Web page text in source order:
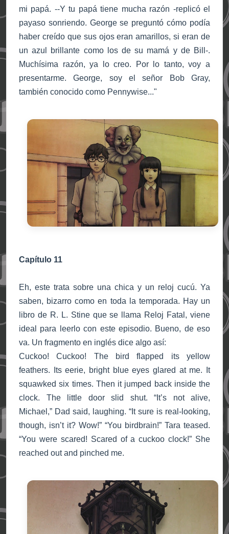
mi papá. --Y tu papá tiene mucha razón -replicó el
payaso sonriendo. George se preguntó cómo podía
haber creído que sus ojos eran amarillos, si eran de
un azul brillante como los de su mamá y de Bill-.
Muchísima razón, ya lo creo. Por lo tanto, voy a
presentarme. George, soy el señor Bob Gray,
también conocido como Pennywise..."
Capítulo 11
Eh, este trata sobre una chica y un reloj cucú. Ya
saben, bizarro como en toda la temporada. Hay un
libro de R. L. Stine que se llama Reloj Fatal, viene
ideal para leerlo con este episodio. Bueno, de eso
va. Un fragmento en inglés dice algo así:
Cuckoo! Cuckoo! The bird flapped its yellow
feathers. Its eerie, bright blue eyes glared at me. It
squawked six times. Then it jumped back inside the
clock. The little door slid shut. “It’s not alive,
Michael,” Dad said, laughing. “It sure is real-looking,
though, isn’t it? Wow!” “You birdbrain!” Tara teased.
“You were scared! Scared of a cuckoo clock!” She
reached out and pinched me.